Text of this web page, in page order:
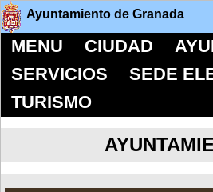
Ayuntamiento de Granada
MENU CIUDAD
SERVICIOS
SEDE
TURISMO